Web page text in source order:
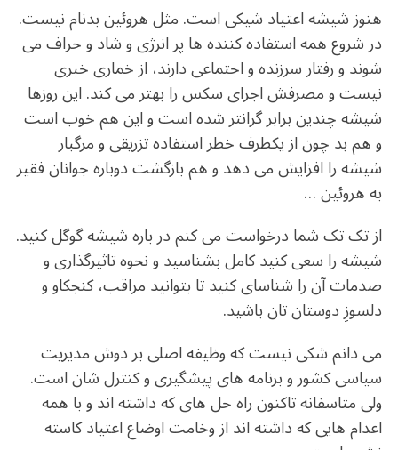
هنوز شیشه اعتیاد شیکی است. مثل هروئین بدنام نیست.
در شروع همه استفاده کننده ها پر انرژی و شاد و حراف می
شوند و رفتار سرزنده و اجتماعی دارند، از خماری خبری
نیست و مصرفش اجرای سکس را بهتر می کند. این روزها
شیشه چندین برابر گرانتر شده است و این هم خوب است
و هم بد چون از یکطرف خطر استفاده تزریقی و مرگبار
شیشه را افزایش می دهد و هم بازگشت دوباره جوانان فقیر
به هروئین …
از تک تک شما درخواست می کنم در باره شیشه گوگل کنید.
شیشه را سعی کنید کامل بشناسید و نحوه تاثیرگذاری و
صدمات آن را شناسای کنید تا بتوانید مراقب، کنجکاو و
دلسوزِ دوستان تان باشید.
می دانم شکی نیست که وظیفه اصلی بر دوش مدیریت
سیاسی کشور و برنامه های پیشگیری و کنترل شان است.
ولی متاسفانه تاکنون راه حل های که داشته اند و با همه
اعدام هایی که داشته اند از وخامت اوضاع اعتیاد کاسته